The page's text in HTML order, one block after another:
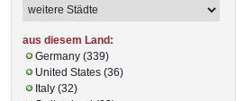
aus diesem Land:
Germany (339)
United States (36)
Italy (32)